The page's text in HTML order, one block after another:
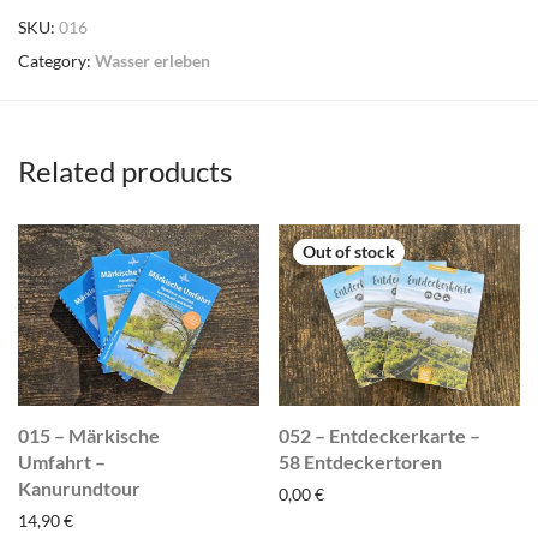
SKU: 016
Category: Wasser erleben
Related products
015 – Märkische
Umfahrt –
Kanurundtour
14,90€
052 – Entdeckerkarte –
58 Entdeckertoren
0,00€